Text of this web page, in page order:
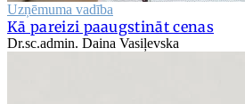
Uzņēmuma vadība
Kā pareizi paaugstināt cenas
Dr.sc.admin. Daina Vasiļevska